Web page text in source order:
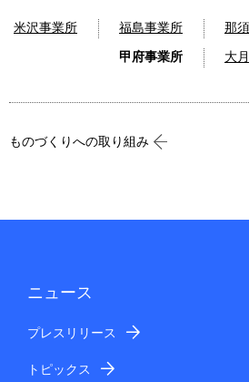
米沢事業所 福島事業所 那
甲府事業所
大
ものづくりへの取り組み
ニュース
プレスリリース
トピックス